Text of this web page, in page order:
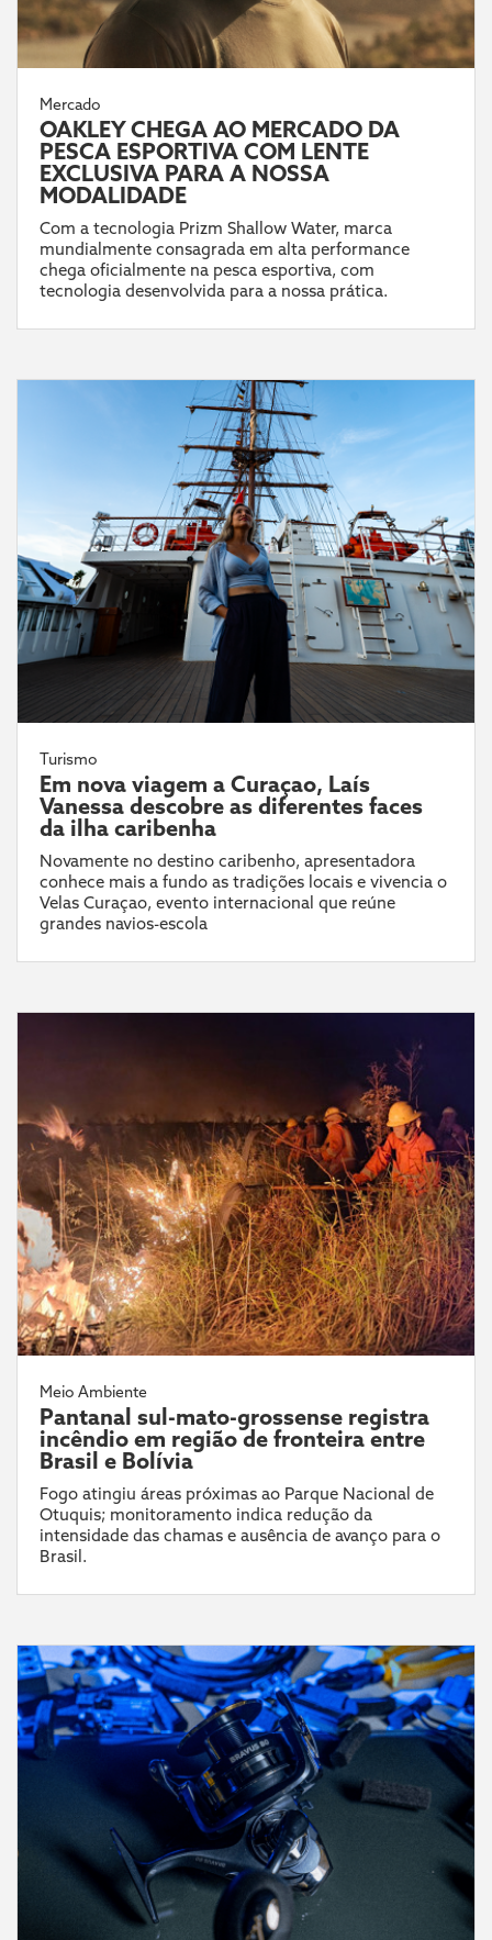
Mercado
OAKLEY CHEGA AO MERCADO DA
PESCA ESPORTIVA COM LENTE
EXCLUSIVA PARA A NOSSA
MODALIDADE
Com a tecnologia Prizm Shallow Water, marca
mundialmente consagrada em alta performance
chega oficialmente na pesca esportiva, com
tecnologia desenvolvida para a nossa prática.
Turismo
Em nova viagem a Curaçao, Laís
Vanessa descobre as diferentes faces
da ilha caribenha
Novamente no destino caribenho, apresentadora
conhece mais a fundo as tradições locais e vivencia o
Velas Curaçao, evento internacional que reúne
grandes navios-escola
Meio Ambiente
Pantanal sul-mato-grossense registra
incêndio em região de fronteira entre
Brasil e Bolívia
Fogo atingiu áreas próximas ao Parque Nacional de
Otuquis; monitoramento indica redução da
intensidade das chamas e ausência de avanço para o
Brasil.